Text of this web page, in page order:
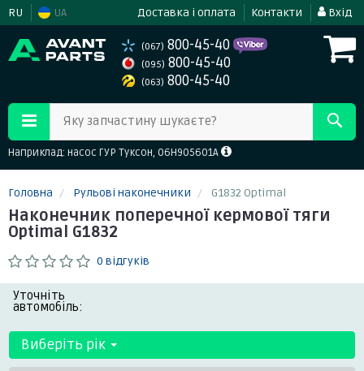
RU UA Доставка і оплата Контакти Вхід
(067) 800-45-40
(095) 800-45-40
(063) 800-45-40
Яку запчастину шукаєте?
Наприклад: насос ГУР Туксон, 06H905601A
Головна Рульові наконечники G1832 Optimal
Наконечник поперечної кермової тяги
Optimal G1832
0 відгуків
Уточніть
автомобіль:
Виберіть рік